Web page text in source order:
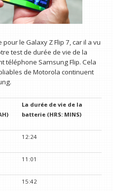
le Galaxy Z Flip 7, car il a vu
test de durée de vie de la
téléphone Samsung Flip. Cela
de Motorola continuent
La durée de vie de la
batterie (HRS: MINS)
12:24
11:01
15:42